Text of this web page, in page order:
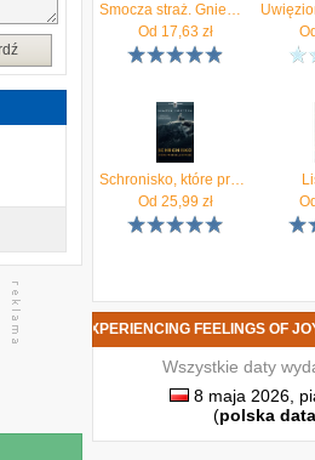
Smocza straż. Gniew Króla Smoków. Tom 2 (EPUB)
Od 17,63 zł
Od
Schronisko, które przestało istnieć (EPUB)
Od 25,99 zł
Od
- EXPERIENCING FEELINGS OF JOY
Wszystkie daty
8 maja 2026,
(polska data